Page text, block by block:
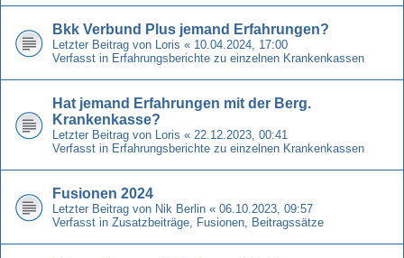
Bkk Verbund Plus jemand Erfahrungen?
Letzter Beitrag von Loris « 10.04.2024, 17:00
Verfasst in Erfahrungsberichte zu einzelnen Krankenkassen
Hat jemand Erfahrungen mit der Berg.
Krankenkasse?
Letzter Beitrag von Loris « 22.12.2023, 00:41
Verfasst in Erfahrungsberichte zu einzelnen Krankenkassen
Fusionen 2024
Letzter Beitrag von Nik Berlin « 06.10.2023, 09:57
Verfasst in Zusatzbeiträge, Fusionen, Beitragssätze